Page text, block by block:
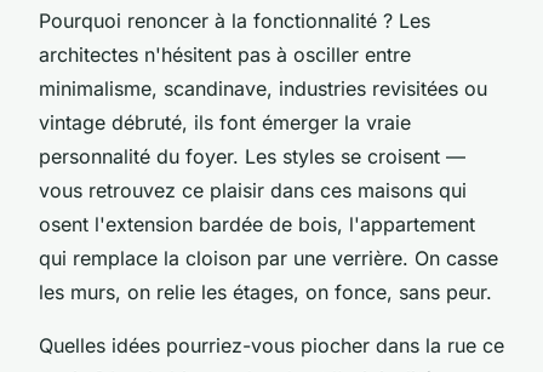
Pourquoi renoncer à la fonctionnalité ? Les
architectes n'hésitent pas à osciller entre
minimalisme, scandinave, industries revisitées ou
vintage débruté, ils font émerger la vraie
personnalité du foyer. Les styles se croisent —
vous retrouvez ce plaisir dans ces maisons qui
osent l'extension bardée de bois, l'appartement
qui remplace la cloison par une verrière. On casse
les murs, on relie les étages, on fonce, sans peur.
Quelles idées pourriez-vous piocher dans la rue ce